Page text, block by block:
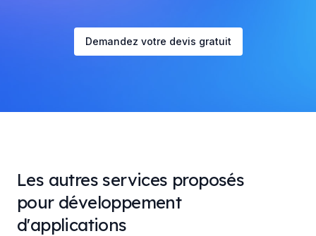
Demandez votre devis gratuit
Les autres services proposés
pour développement
d'applications